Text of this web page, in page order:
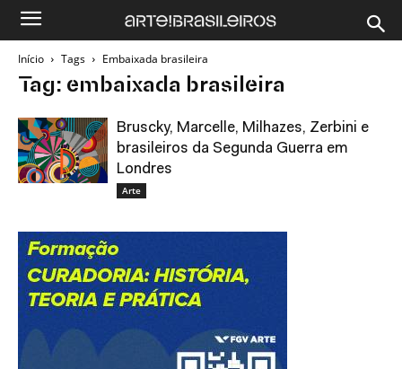
Início Tags Embaixada brasileira
Tag: embaixada brasileira
Bruscky, Marcelle, Milhazes, Zerbini e
brasileiros da Segunda Guerra em
Londres
Arte